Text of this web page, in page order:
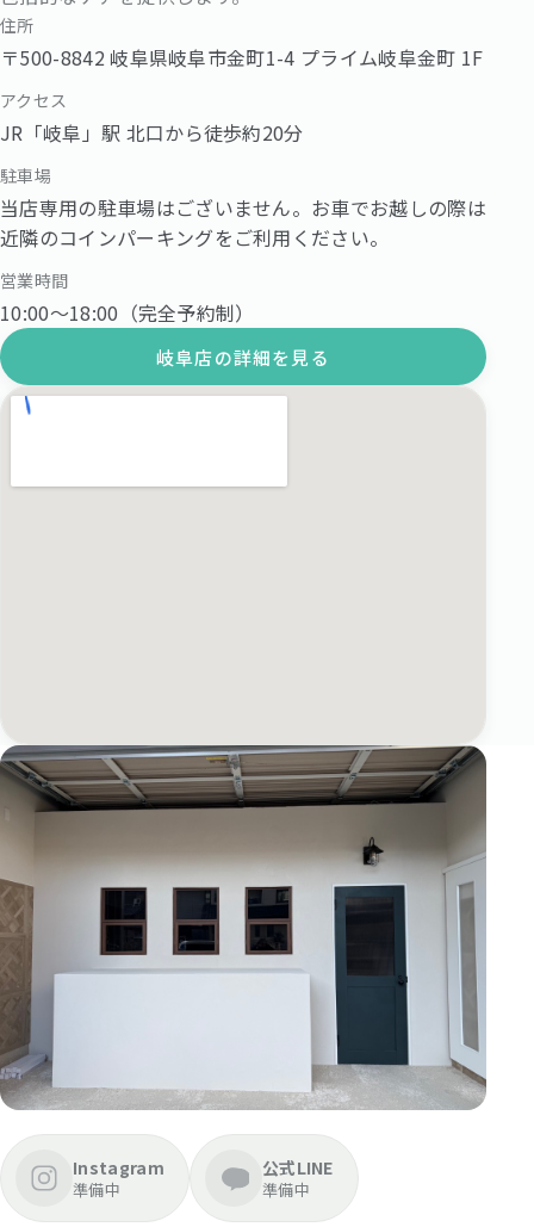
住所
〒500-8842 岐阜県岐阜市金町1-4 プライム岐阜金町 1F
アクセス
JR「岐阜」駅 北口から徒歩約20分
駐車場
当店専用の駐車場はございません。お車でお越しの際は
近隣のコインパーキングをご利用ください。
営業時間
10:00〜18:00（完全予約制）
岐阜店の詳細を見る
Instagram
準備中
公式LINE
準備中